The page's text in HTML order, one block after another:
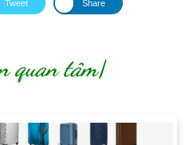
Tweet Share
quan tâm|